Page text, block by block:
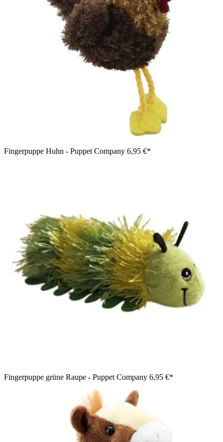
Fingerpuppe Huhn - Puppet Company 6,95 €*
Fingerpuppe grüne Raupe - Puppet Company 6,95 €*